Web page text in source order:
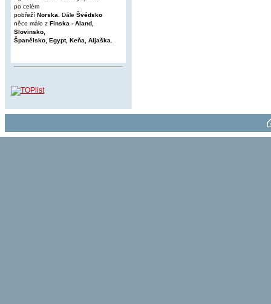
po celém
pobřeží Norska. Dále Švédsko
něco málo z Finska - Aland,
Slovinsko,
Španělsko, Egypt, Keňa, Aljaška.